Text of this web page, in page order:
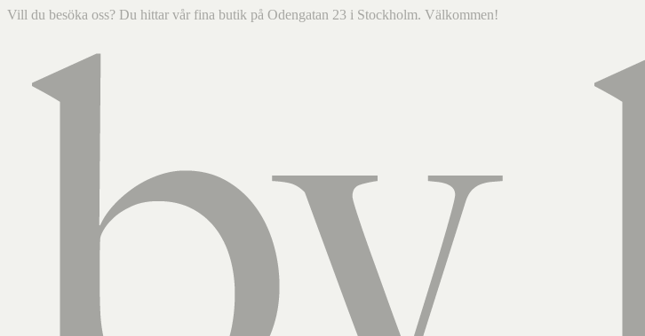
Vill du besöka oss? Du hittar vår fina butik på Odengatan 23 i Stockholm. Välkommen!